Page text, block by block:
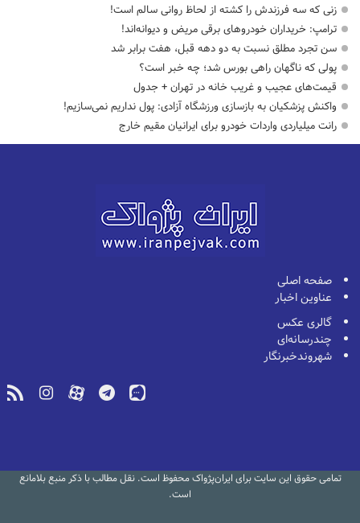
زنی که سه فرزندش را کشته از لحاظ روانی سالم است!
ترامپ: خریداران خودروهای برقی مریض و دیوانه‌اند!
سن تجرد مطلق نسبت به دو دهه قبل، هفت برابر شد
پولی که ناگهان راهی بورس شد؛ چه خبر است؟
قیمت‌های عجیب و غریب خانه در تهران + جدول
واکنش پزشکیان به بازسازی ورزشگاه آزادی: پول نداریم نمی‌سازیم!
رانت میلیاردی واردات خودرو برای ایرانیان مقیم خارج
صفحه اصلی
عناوین اخبار
گالری عکس
چندرسانه‌ای
شهروندخبرنگار
تمامی حقوق این سایت برای ایران‌پژواک محفوظ است. نقل مطالب با ذکر منبع بلامانع
است.